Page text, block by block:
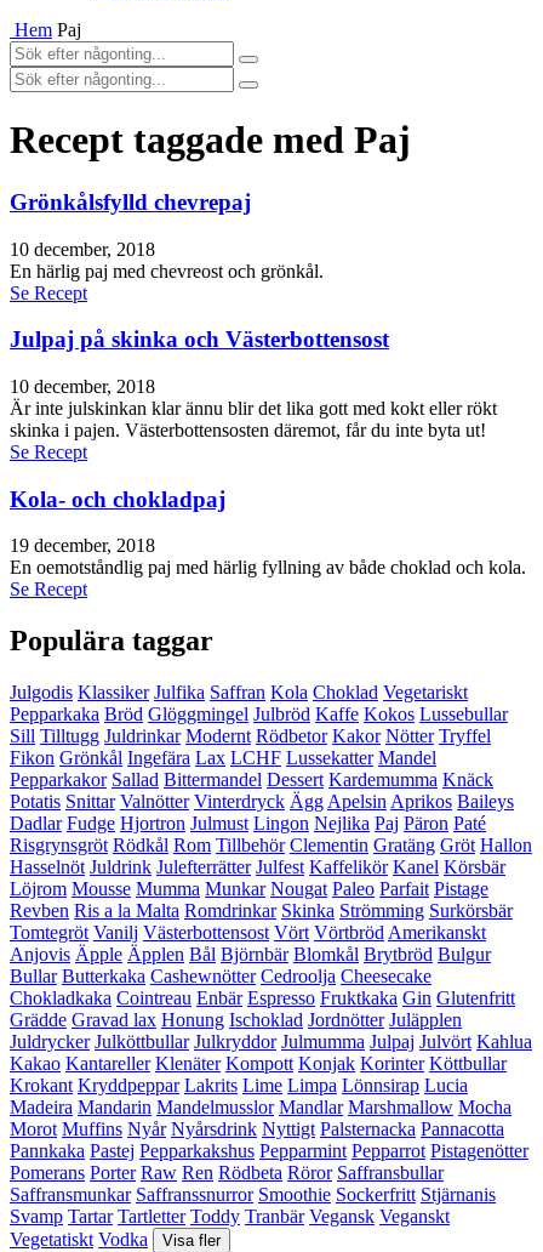
Hem Paj
Recept taggade med Paj
Grönkålsfylld chevrepaj
10 december, 2018
En härlig paj med chevreost och grönkål.
Se Recept
Julpaj på skinka och Västerbottensost
10 december, 2018
Är inte julskinkan klar ännu blir det lika gott med kokt eller rökt
skinka i pajen. Västerbottensosten däremot, får du inte byta ut!
Se Recept
Kola- och chokladpaj
19 december, 2018
En oemotståndlig paj med härlig fyllning av både choklad och kola.
Se Recept
Populära taggar
Julgodis Klassiker Julfika Saffran Kola Choklad Vegetariskt
Pepparkaka Bröd Glöggmingel Julbröd Kaffe Kokos Lussebullar
Sill Tilltugg Juldrinkar Modernt Rödbetor Kakor Nötter Tryffel
Fikon Grönkål Ingefära Lax LCHF Lussekatter Mandel
Pepparkakor Sallad Bittermandel Dessert Kardemumma Knäck
Potatis Snittar Valnötter Vinterdryck Ägg Apelsin Aprikos Baileys
Dadlar Fudge Hjortron Julmust Lingon Nejlika Paj Päron Paté
Risgrynsgröt Rödkål Rom Tillbehör Clementin Gratäng Gröt Hallon
Hasselnöt Juldrink Julefterrätter Julfest Kaffelikör Kanel Körsbär
Löjrom Mousse Mumma Munkar Nougat Paleo Parfait Pistage
Revben Ris a la Malta Romdrinkar Skinka Strömming Surkörsbär
Tomtegröt Vanilj Västerbottensost Vört Vörtbröd Amerikanskt
Anjovis Äpple Äpplen Bål Björnbär Blomkål Brytbröd Bulgur
Bullar Butterkaka Cashewnötter Cedroolja Cheesecake
Chokladkaka Cointreau Enbär Espresso Fruktkaka Gin Glutenfritt
Grädde Gravad lax Honung Ischoklad Jordnötter Juläpplen
Juldrycker Julköttbullar Julkryddor Julmumma Julpaj Julvört Kahlua
Kakao Kantareller Klenäter Kompott Konjak Korinter Köttbullar
Krokant Kryddpeppar Lakrits Lime Limpa Lönnsirap Lucia
Madeira Mandarin Mandelmusslor Mandlar Marshmallow Mocha
Morot Muffins Nyår Nyårsdrink Nyttigt Palsternacka Pannacotta
Pannkaka Pastej Pepparkakshus Pepparmint Pepparrot Pistagenötter
Pomerans Porter Raw Ren Rödbeta Röror Saffransbullar
Saffransmunkar Saffranssnurror Smoothie Sockerfritt Stjärnanis
Svamp Tartar Tartletter Toddy Tranbär Vegansk Veganskt
Vegetatiskt Vodka Visa fler